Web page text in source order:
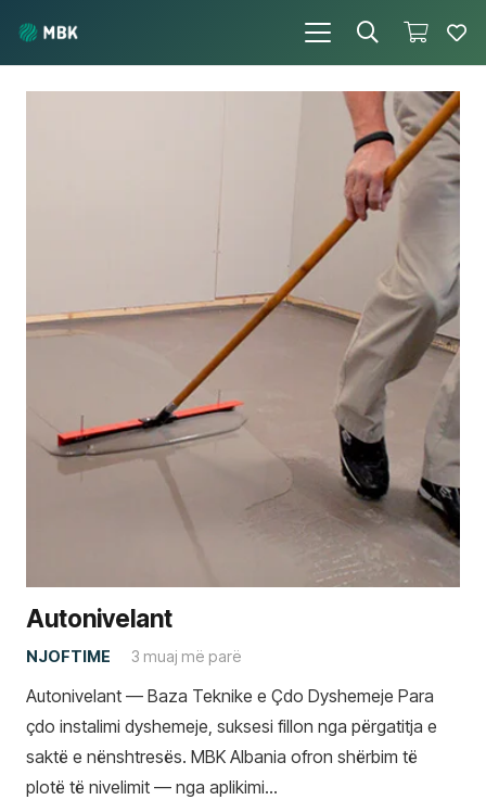
Autonivelant
NJOFTIME 3 muaj më parë
Autonivelant — Baza Teknike e Çdo Dyshemeje Para
çdo instalimi dyshemeje, suksesi fillon nga përgatitja e
saktë e nënshtresës. MBK Albania ofron shërbim të
plotë të nivelimit — nga aplikimi…